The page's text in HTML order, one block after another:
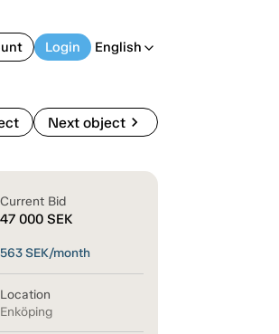
Login English arrow_back_ios
Next objectchevron_right
Current Bid
47 000 SEK
563SEK/month
Location
Enköping